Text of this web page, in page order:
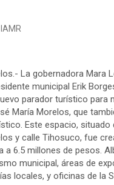
IAMR
La gobernadora Mara
municipal Erik
parador turístico para
María Morelos, que
Este espacio, situado
y calle Tihosuco, fue
a 6.5 millones de pesos.
municipal, áreas de
locales, y oficinas de la